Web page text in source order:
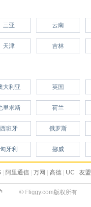
三亚 云南
天津 吉林
大利亚 英国
里求斯 荷兰
西班牙 俄罗斯
匈牙利 挪威
阿里通信 万网 高德 UC 友盟
© Fliggy.com版权所有